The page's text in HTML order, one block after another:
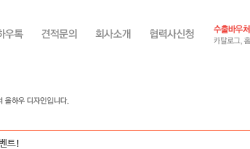
트!